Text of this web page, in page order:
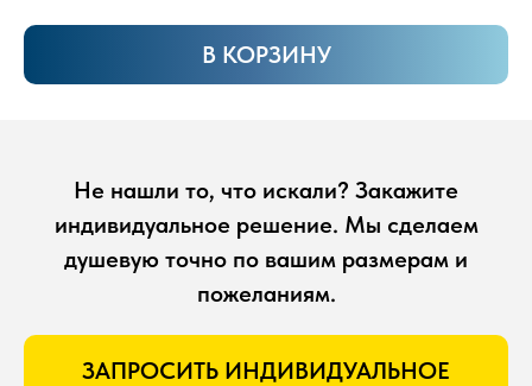
В КОРЗИНУ
Не нашли то, что искали? Закажите
индивидуальное решение. Мы сделаем
душевую точно по вашим размерам и
пожеланиям.
ЗАПРОСИТЬ ИНДИВИДУАЛЬНОЕ